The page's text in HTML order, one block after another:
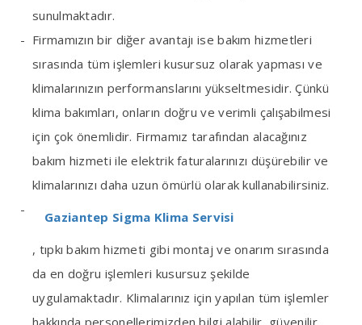
sunulmaktadır.
Firmamızın bir diğer avantajı ise bakım hizmetleri
sırasında tüm işlemleri kusursuz olarak yapması ve
klimalarınızın performanslarını yükseltmesidir. Çünkü
klima bakımları, onların doğru ve verimli çalışabilmesi
için çok önemlidir. Firmamız tarafından alacağınız
bakım hizmeti ile elektrik faturalarınızı düşürebilir ve
klimalarınızı daha uzun ömürlü olarak kullanabilirsiniz.
Gaziantep Sigma Klima Servisi
, tıpkı bakım hizmeti gibi montaj ve onarım sırasında
da en doğru işlemleri kusursuz şekilde
uygulamaktadır. Klimalarınız için yapılan tüm işlemler
hakkında personellerimizden bilgi alabilir, güvenilir